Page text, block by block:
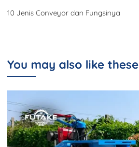
10 Jenis Conveyor dan Fungsinya
You may also like these